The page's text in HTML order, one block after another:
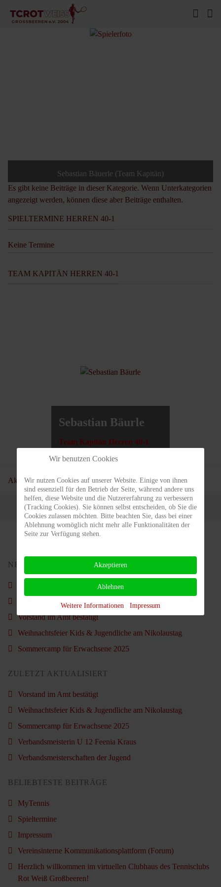
Sebastian Bäuerle (Team Kapitän)
Es gibt keine Beiträge in dieser Kategorie. Wenn Unterkategorien
angezeigt werden, können diese aber Beiträge enthalten.
SPIELTERMINE HERREN 40-1
Keine Termine
TEAM KAPITÄN HERREN 40-1
Sebastian Bäurle
Team Kapitän Herren 40-1
Aktuelle Seite:Startseite Teams Herren Herren 40-1
NEUSTE BEITRÄGE
Nachruf - Carl Ahlgrimm
Vorstand im Amt bestätigt
Weihnachtsfeier Kids & Jugendliche am Nikolaustag
Sommercamp für Erwachsene 2025
ZULETZT AKTUALISIERT
Vorstand im Amt bestätigt
Weihnachtsfeier Kids & Jugendliche am Nikolaustag
Sommercamp für Erwachsene 2025
Verbandsmeisterin U 12 Feenia Kraus
Verbandsmeisterschaften der Jugend
BELIEBTESTE BEITRÄGE
MyTennis
Spieltermine
Impressum
Vereinsinterne Kommunikationsplattform (Forum)
Herzlich willkommen im virtuellen Clubhaus des Tennisclubs
Rot Weiß Großbeeren!
Wir benutzen Cookies
Wir nutzen Cookies auf unserer Website. Einige von ihnen
sind essenziell für den Betrieb der Seite, während andere uns
helfen, diese Website und die Nutzererfahrung zu verbessern
(Tracking Cookies). Sie können selbst entscheiden, ob Sie die
Cookies zulassen möchten. Bitte beachten Sie, dass bei einer
Ablehnung womöglich nicht mehr alle Funktionalitäten der
Seite zur Verfügung stehen.
Akzeptieren
Ablehnen
Weitere Informationen Impressum